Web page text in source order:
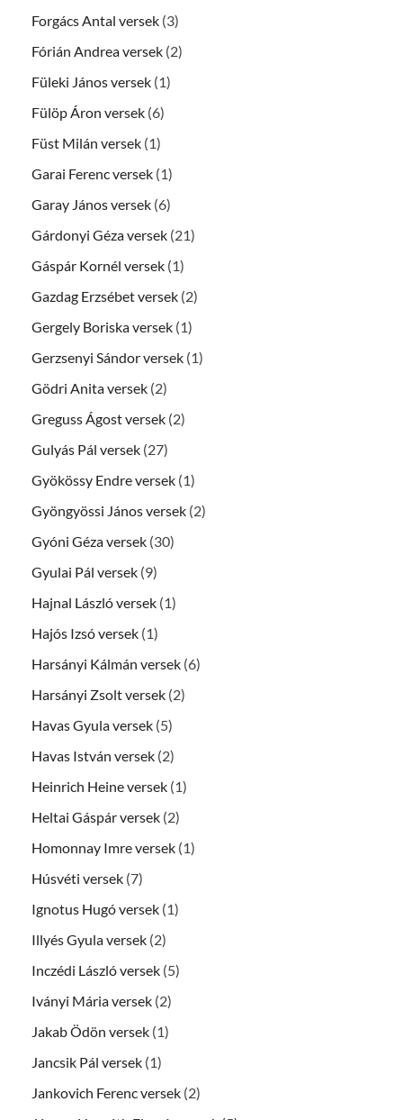
Forgács Antal versek (3)
Fórián Andrea versek (2)
Füleki János versek (1)
Fülöp Áron versek (6)
Füst Milán versek (1)
Garai Ferenc versek (1)
Garay János versek (6)
Gárdonyi Géza versek (21)
Gáspár Kornél versek (1)
Gazdag Erzsébet versek (2)
Gergely Boriska versek (1)
Gerzsenyi Sándor versek (1)
Gödri Anita versek (2)
Greguss Ágost versek (2)
Gulyás Pál versek (27)
Gyökössy Endre versek (1)
Gyöngyössi János versek (2)
Gyóni Géza versek (30)
Gyulai Pál versek (9)
Hajnal László versek (1)
Hajós Izsó versek (1)
Harsányi Kálmán versek (6)
Harsányi Zsolt versek (2)
Havas Gyula versek (5)
Havas István versek (2)
Heinrich Heine versek (1)
Heltai Gáspár versek (2)
Homonnay Imre versek (1)
Húsvéti versek (7)
Ignotus Hugó versek (1)
Illyés Gyula versek (2)
Inczédi László versek (5)
Iványi Mária versek (2)
Jakab Ödön versek (1)
Jancsik Pál versek (1)
Jankovich Ferenc versek (2)